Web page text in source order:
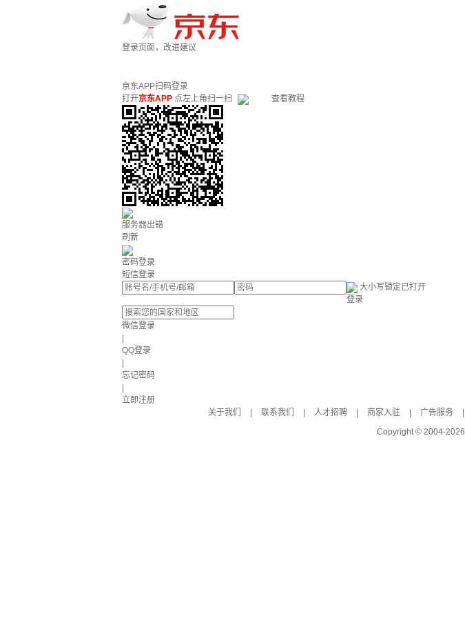
登录页面，改进建议
京东APP扫码登录
打开京东APP 点左上角扫一扫 查看教程
服务器出错
刷新
密码登录
短信登录
大小写锁定已打开
登录
微信登录
QQ登录
忘记密码
立即注册
关于我们
联系我们 人才招聘 商家入驻 广告服务
Copyright © 2004-2026